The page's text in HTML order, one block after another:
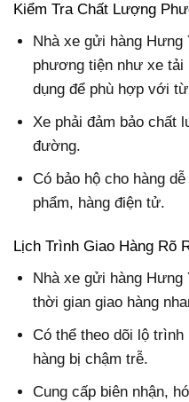
Kiểm Tra Chất Lượng
Nhà xe gửi hàng Hưng
phương tiện như xe tải
dụng để phù hợp với
Xe phải đảm bảo chất
đường.
Có bảo hộ cho hàng
phẩm, hàng điện tử.
Lịch Trình Giao Hàng Rõ
Nhà xe gửi hàng
thời gian giao hàng
Có thể theo dõi lộ
hàng bị chậm trễ.
Cung cấp biên nhận,